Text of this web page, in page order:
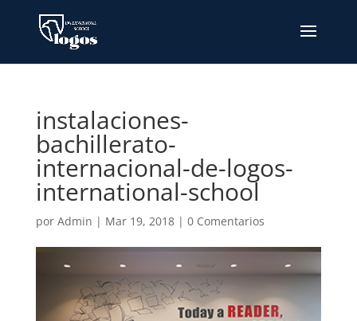
instalaciones-
bachillerato-
internacional-de-logos-
international-school
por Admin | Mar 19, 2018| 0 Comentarios